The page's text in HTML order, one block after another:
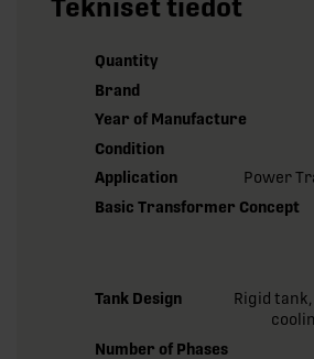
Tekniset tiedot
Quantity
Brand
Year of Manufacture
Condition
Application
Power
Basic Transformer Concept
Tank Design
Rigid
Number of Phases